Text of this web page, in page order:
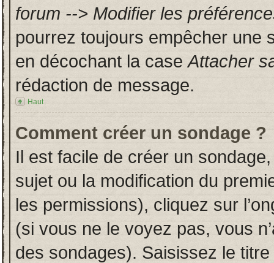
forum --> Modifier les
pourrez toujours empêcher une
en décochant la caseAttacher
rédaction de message.
Haut
Comment créer un sondage ?
Il est facile de créer un
sujet ou la modification du
les permissions), cliquez sur
(si vous ne le voyez pas, vous
des sondages). Saisissez le